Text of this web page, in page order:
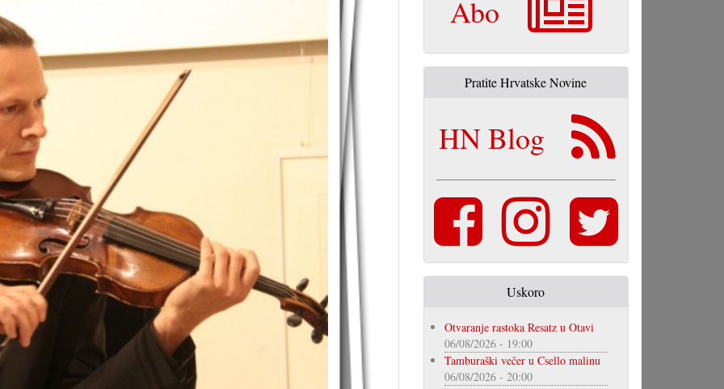
Abo
Pratite Hrvatske Novine
HN Blog
Uskoro
Otvaranje rastoka Resatz u Otavi
06/08/2026 - 19:00
Tamburaški večer u Csello malinu
06/08/2026 - 20:00